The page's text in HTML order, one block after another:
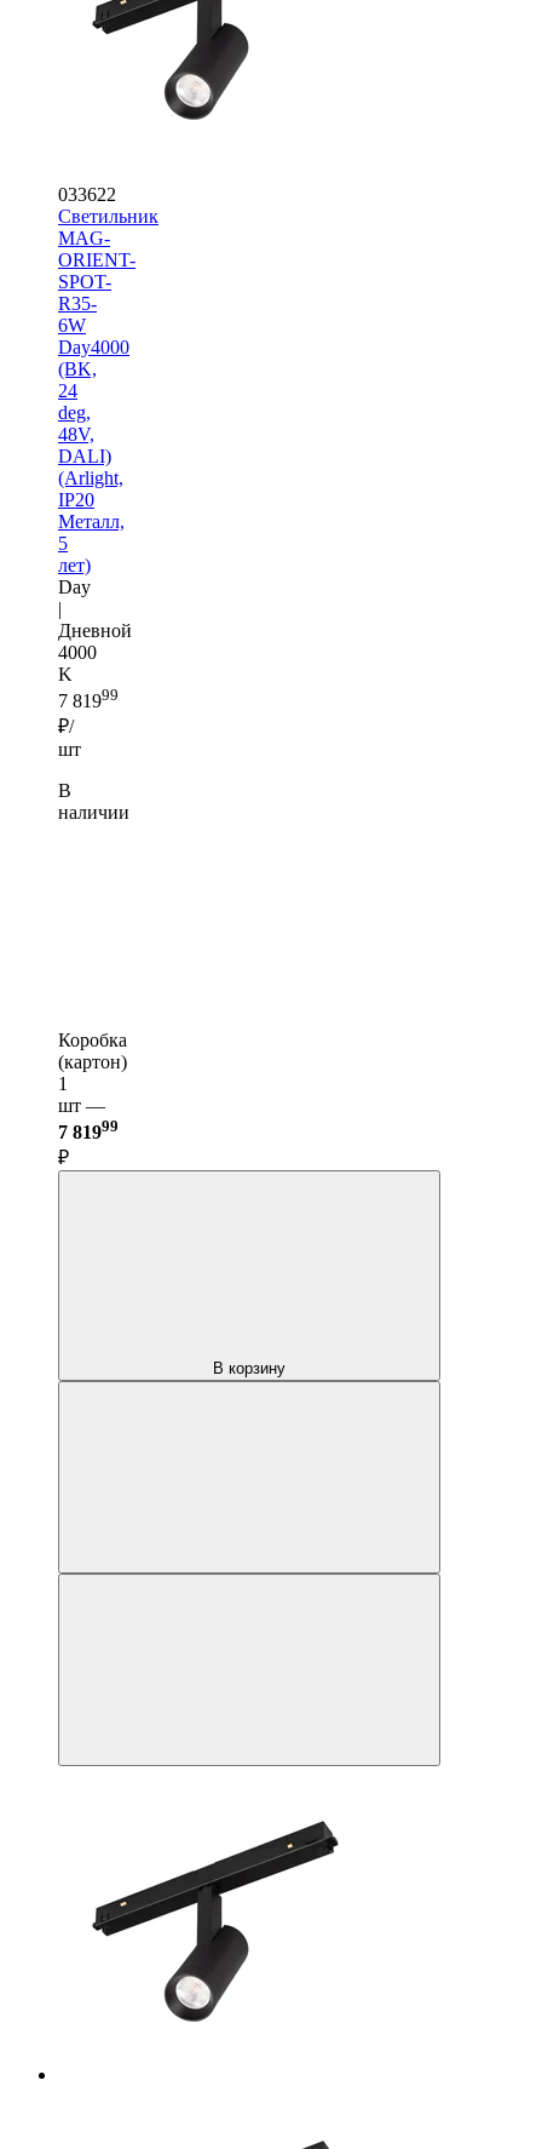
033622
Светильник
MAG-
ORIENT-
SPOT-
R35-
6W
Day4000
(BK,
24
deg,
48V,
DALI)
(Arlight,
IP20
Металл,
5
лет)
Day
|
Дневной
4000
K
7 81999
₽/
шт
В
наличии
Коробка
(картон)
1
шт —
7 81999
₽
В корзину